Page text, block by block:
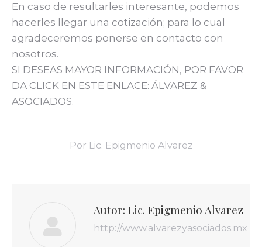
En caso de resultarles interesante, podemos
hacerles llegar una cotización; para lo cual
agradeceremos ponerse en contacto con
nosotros.
SI DESEAS MAYOR INFORMACIÓN, POR FAVOR
DA CLICK EN ESTE ENLACE: ÁLVAREZ &
ASOCIADOS.
Por Lic. Epigmenio Alvarez
Autor: Lic. Epigmenio Alvarez
http://www.alvarezyasociados.mx